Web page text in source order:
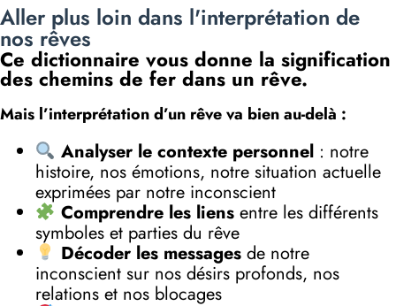
Aller plus loin dans l'interprétation de
nos rêves
Ce dictionnaire vous donne la signification
des chemins de fer dans un rêve.
Mais l’interprétation d’un rêve va bien au-delà :
Analyser le contexte personnel: notre
histoire, nos émotions, notre situation actuelle
exprimées par notre inconscient
Comprendre les liensentre les différents
symboles et parties du rêve
Décoder les messagesde notre
inconscient sur nos désirs profonds, nos
relations et nos blocages